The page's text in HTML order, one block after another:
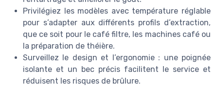
Privilégiez les modèles avec température réglable
pour s’adapter aux différents profils d’extraction,
que ce soit pour le café filtre, les machines café ou
la préparation de théière.
Surveillez le design et l’ergonomie : une poignée
isolante et un bec précis facilitent le service et
réduisent les risques de brûlure.